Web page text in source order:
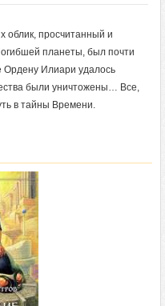
облик, просчитанный и
планеты, был почти
Ордену Илиари удалось
были уничтожены… Все,
в тайны Времени.